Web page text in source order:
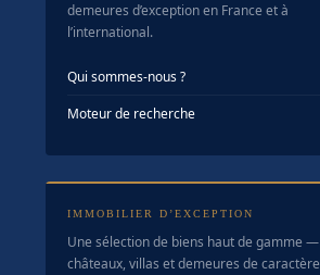
demeures d’exception en France et à
l’international.
Qui sommes-nous ?
Moteur de recherche
IMMOBILIER D’EXCEPTION
Une sélection de biens haut de gamme —
châteaux, villas et demeures de caractère